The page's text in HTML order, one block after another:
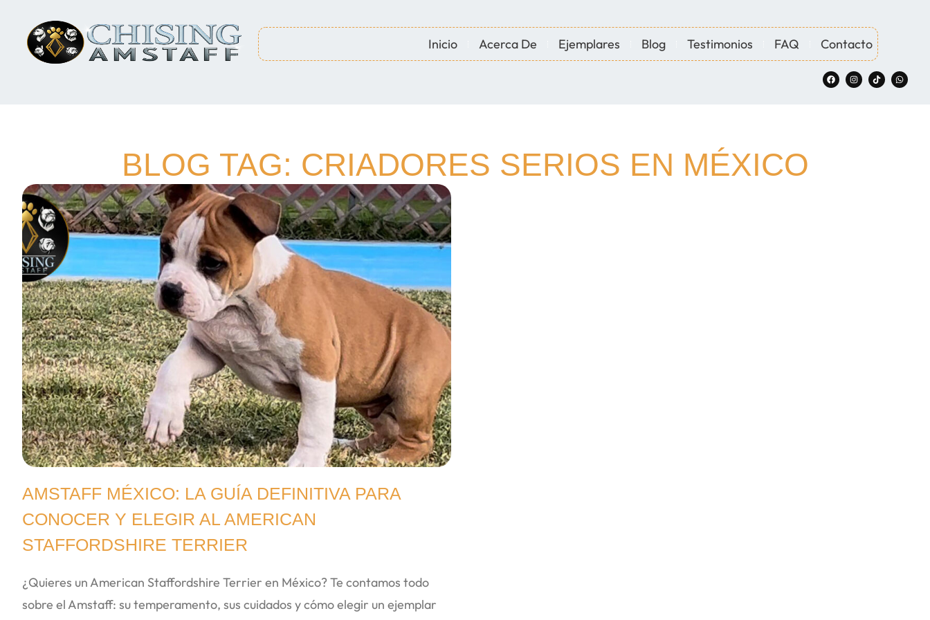
Inicio Acerca De Ejemplares Blog Testimonios FAQ Contacto
BLOG TAG: CRIADORES SERIOS EN MÉXICO
AMSTAFF MÉXICO: LA GUÍA DEFINITIVA PARA
CONOCER Y ELEGIR AL AMERICAN
STAFFORDSHIRE TERRIER
¿Quieres un American Staffordshire Terrier en México? Te contamos todo
sobre el Amstaff: su temperamento, sus cuidados y cómo elegir un ejemplar